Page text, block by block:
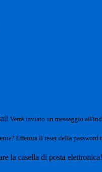
Verrà inviato un messaggio
Effettua il reset della password
la casella di posta elettronica!